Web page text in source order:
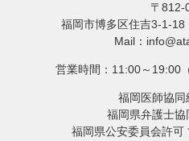
〒812-
福岡市博多区住吉3-1-
Mail：
営業時間：11:00～19:00
福岡医師協同
福岡県弁護士
福岡県公安委員会許可